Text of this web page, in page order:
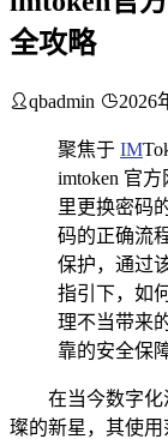
全攻略
qbadmin 2026
聚焦于 IM
imtoken 官
里更换密码
码的正确流
保护，通过
指引下，如
理不当带来
靠的安全保障
在当今数字
璨的新星，其使